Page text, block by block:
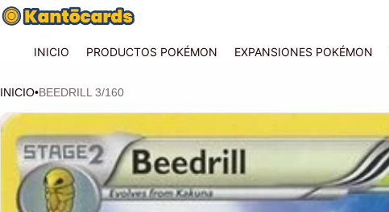
INICIO PRODUCTOS POKÉMON EXPANSIONES POKÉMON
INICIO•BEEDRILL 3/160
DEL PRODUCTO